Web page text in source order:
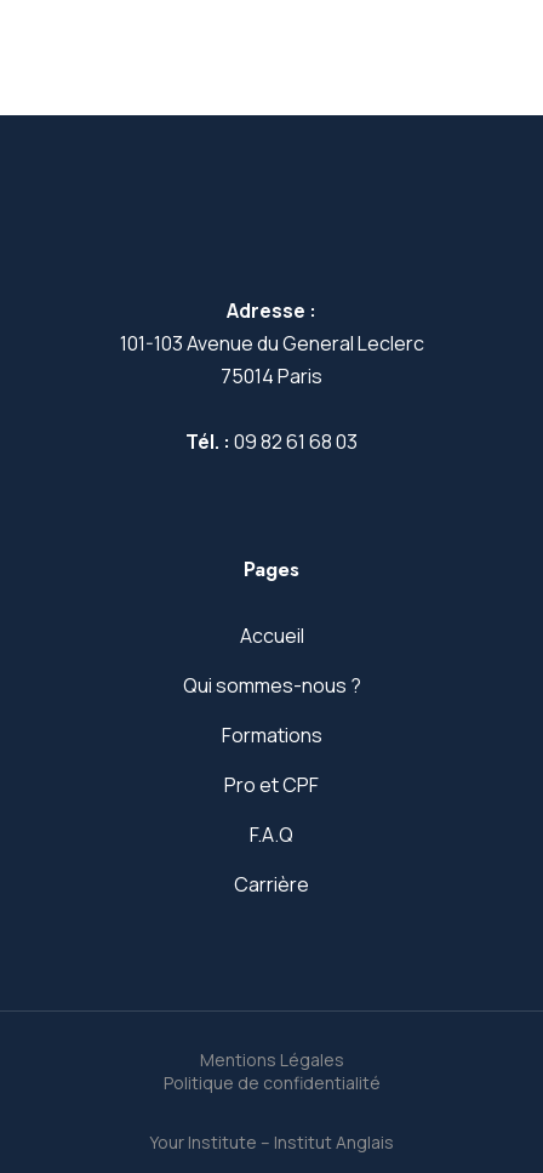
Adresse :
101-103 Avenue du General Leclerc
75014 Paris
Tél. : 09 82 61 68 03
Pages
Accueil
Qui sommes-nous ?
Formations
Pro et CPF
F.A.Q
Carrière
Your Institute – Institut Anglais
Mentions Légales
Politique de confidentialité